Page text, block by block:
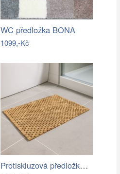
WC předložka BONA
1099,-Kč
Protiskluzová předložka do koupelny,…